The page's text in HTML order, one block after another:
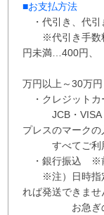
■お支払方法
・代引き、代引
※代引き手数
円未満…400円
3万円以
万円以上～30万
・クレジットカ
JCB・VISA・
プレスのマーク
すべてご利用
・銀行振込 ※
※注）日時指
れば発送できませ
お急ぎの場合